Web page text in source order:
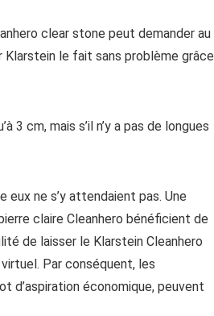
clear stone peut demander au
le fait sans problème grâce
3 cm, mais s’il n’y a pas de longues
eux ne s’y attendaient pas. Une
claire Cleanhero bénéficient de
de laisser le Klarstein Cleanhero
Par conséquent, les
d’aspiration économique, peuvent